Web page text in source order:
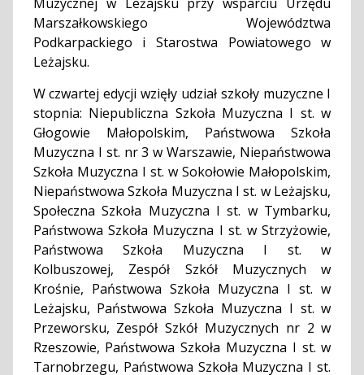
Marszałkowskiego Województwa
Podkarpackiego i Starostwa Powiatowego w
Leżajsku.
W czwartej edycji wzięły udział szkoły muzyczne I
stopnia: Niepubliczna Szkoła Muzyczna I st. w
Głogowie Małopolskim, Państwowa Szkoła
Muzyczna I st. nr 3 w Warszawie, Niepaństwowa
Szkoła Muzyczna I st. w Sokołowie Małopolskim,
Niepaństwowa Szkoła Muzyczna I st. w Leżajsku,
Społeczna Szkoła Muzyczna I st. w Tymbarku,
Państwowa Szkoła Muzyczna I st. w Strzyżowie,
Państwowa Szkoła Muzyczna I st. w
Kolbuszowej, Zespół Szkół Muzycznych w
Krośnie, Państwowa Szkoła Muzyczna I st. w
Leżajsku, Państwowa Szkoła Muzyczna I st. w
Przeworsku, Zespół Szkół Muzycznych nr 2 w
Rzeszowie, Państwowa Szkoła Muzyczna I st. w
Tarnobrzegu, Państwowa Szkoła Muzyczna I st.